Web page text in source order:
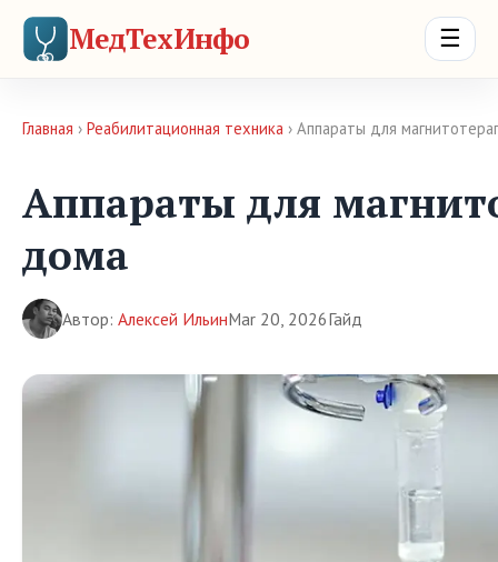
МедТехИнфо ☰
Главная › Реабилитационная техника › Аппараты для
Аппараты для
дома
Автор: Алексей ИльинMar 20, 2026Гайд